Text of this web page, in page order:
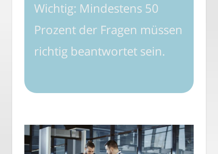
Wichtig: Mindestens 50
Prozent der Fragen müssen
richtig beantwortet sein.